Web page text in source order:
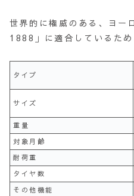
世界的に権威のある、ヨー
1888」に適合しているため
タイプ
サイズ
重量
対象月齢
耐荷重
タイヤ数
その他機能